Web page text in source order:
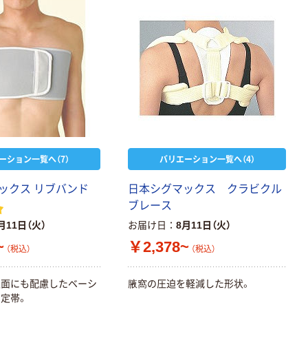
ション一覧へ（7）
クス リブバンド
11日（火）
（税込）
にも配慮したベーシ
帯。
バリエーション一覧へ（4）
日本シグマックス クラビクル
ブレース
お届け日 8月11日（火）
￥2,378~ （税込）
腋窩の圧迫を軽減した形状。